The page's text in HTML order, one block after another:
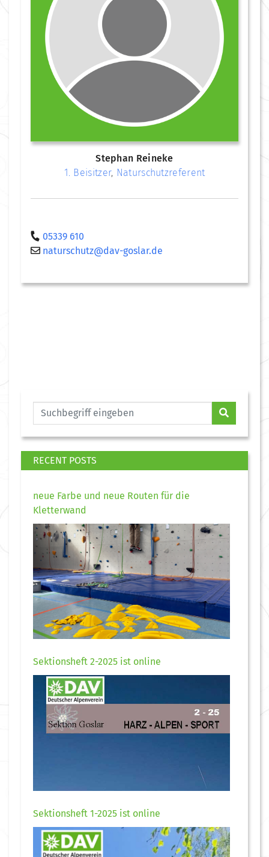
Stephan Reineke
1. Beisitzer, Naturschutzreferent
05339 610
naturschutz@dav-goslar.de
RECENT POSTS
neue Farbe und neue Routen für die
Kletterwand
Sektionsheft 2-2025 ist online
Sektionsheft 1-2025 ist online